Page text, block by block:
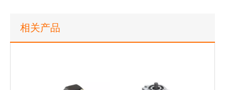
相关产品